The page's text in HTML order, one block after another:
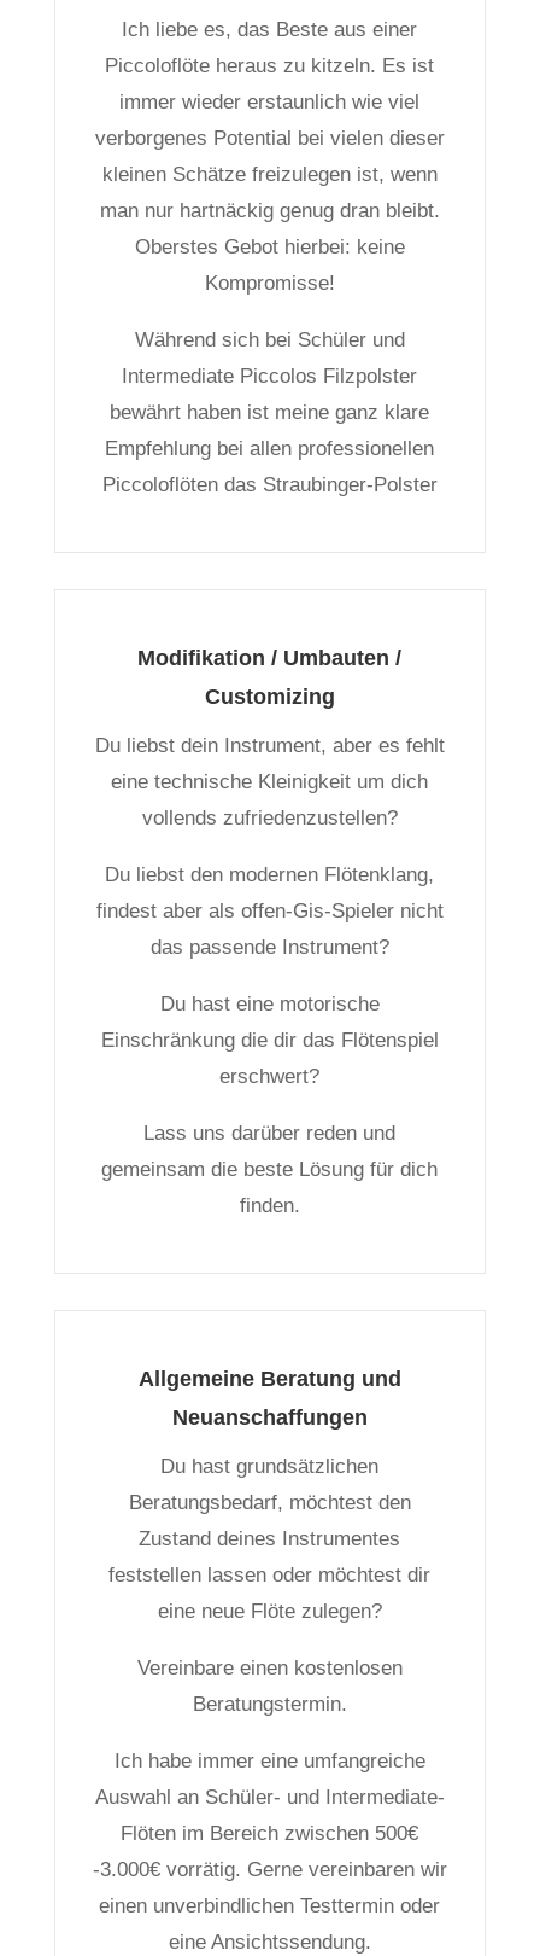
Ich liebe es, das Beste aus einer
Piccoloflöte heraus zu kitzeln. Es ist
immer wieder erstaunlich wie viel
verborgenes Potential bei vielen dieser
kleinen Schätze freizulegen ist, wenn
man nur hartnäckig genug dran bleibt.
Oberstes Gebot hierbei: keine
Kompromisse!
Während sich bei Schüler und
Intermediate Piccolos Filzpolster
bewährt haben ist meine ganz klare
Empfehlung bei allen professionellen
Piccoloflöten das Straubinger-Polster
Modifikation / Umbauten /
Customizing
Du liebst dein Instrument, aber es fehlt
eine technische Kleinigkeit um dich
vollends zufriedenzustellen?
Du liebst den modernen Flötenklang,
findest aber als offen-Gis-Spieler nicht
das passende Instrument?
Du hast eine motorische
Einschränkung die dir das Flötenspiel
erschwert?
Lass uns darüber reden und
gemeinsam die beste Lösung für dich
finden.
Allgemeine Beratung und
Neuanschaffungen
Du hast grundsätzlichen
Beratungsbedarf, möchtest den
Zustand deines Instrumentes
feststellen lassen oder möchtest dir
eine neue Flöte zulegen?
Vereinbare einen kostenlosen
Beratungstermin.
Ich habe immer eine umfangreiche
Auswahl an Schüler- und Intermediate-
Flöten im Bereich zwischen 500€
-3.000€ vorrätig. Gerne vereinbaren wir
einen unverbindlichen Testtermin oder
eine Ansichtssendung.